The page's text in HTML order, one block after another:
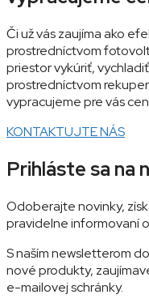
Či už vás zaujíma ako
prostredníctvom
priestor vykúriť,
prostredníctvom
vypracujeme pre vás
KONTAKTUJTE NÁS
Prihláste sa na
Odoberajte novinky,
pravidelne informovaní
S naším newsletterom
nové produkty,
e-mailovej schránky.